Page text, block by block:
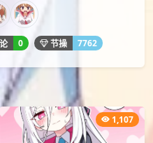
0 节操 7762
1,107